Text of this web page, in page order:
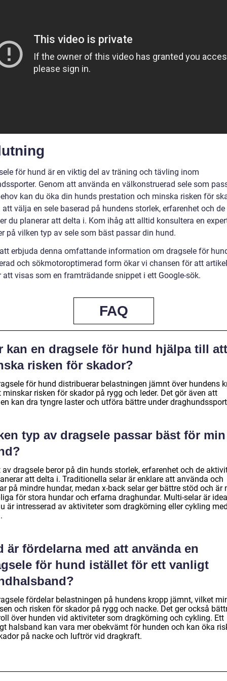
för hund är en viktig del av träning och tävling inom
Genom att använda en välkonstruerad sele som
kan du öka din hunds prestation och minska risken för
att välja en sele baserad på hundens storlek, erfarenhet och de
du planerar att delta i. Kom ihåg att alltid konsultera en
på vilken typ av sele som bäst passar din hund.
erbjuda denna omfattande information om dragsele för
och sökmotoroptimerad form ökar vi chansen för att
att visas som en framträdande snippet i ett Google-sök.
FAQ
kan en dragsele för hund hjälpa till att
risken för skador?
för hund distribuerar belastningen jämnt över hundens
minskar risken för skador på rygg och leder. Det gör även att
kan dra tyngre laster och utföra bättre under
typ av dragsele passar bäst för min
av dragsele beror på din hunds storlek, erfarenhet och de
att delta i. Traditionella selar är enklare att använda och
på mindre hundar, medan x-back selar ger bättre stöd och är
för stora hundar och erfarna draghundar. Multi-selar är
är intresserad av aktiviteter som dragkörning eller cykling
är fördelarna med att använda en
för hund istället för ett vanligt
fördelar belastningen på hundens kropp jämnt, vilket
och risken för skador på rygg och nacke. Det ger också
över hunden vid aktiviteter som dragkörning och cykling. Ett
halsband kan vara mer obekvämt för hunden och kan öka
på nacke och luftrör vid dragkraft.